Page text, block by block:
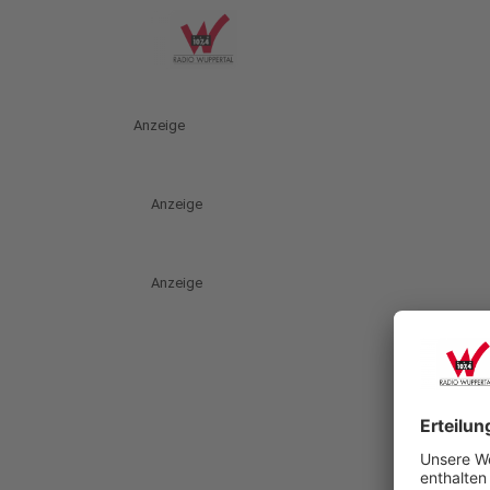
Anzeige
Anzeige
Anzeige